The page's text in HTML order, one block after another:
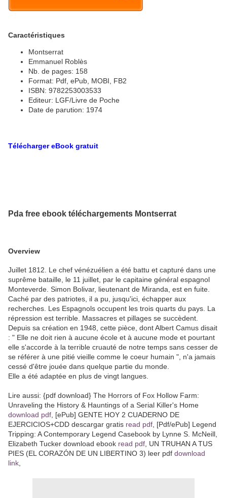
Caractéristiques
Montserrat
Emmanuel Roblès
Nb. de pages: 158
Format: Pdf, ePub, MOBI, FB2
ISBN: 9782253003533
Editeur: LGF/Livre de Poche
Date de parution: 1974
Télécharger eBook gratuit
Pda free ebook téléchargements Montserrat
Overview
Juillet 1812. Le chef vénézuélien a été battu et capturé dans une
suprême bataille, le 11 juillet, par le capitaine général espagnol
Monteverde. Simon Bolivar, lieutenant de Miranda, est en fuite.
Caché par des patriotes, il a pu, jusqu'ici, échapper aux
recherches. Les Espagnols occupent les trois quarts du pays. La
répression est terrible. Massacres et pillages se succèdent.
Depuis sa création en 1948, cette pièce, dont Albert Camus disait
: " Elle ne doit rien à aucune école et à aucune mode et pourtant
elle s'accorde à la terrible cruauté de notre temps sans cesser de
se référer à une pitié vieille comme le coeur humain ", n'a jamais
cessé d'être jouée dans quelque partie du monde.
Elle a été adaptée en plus de vingt langues.
Lire aussi: {pdf download} The Horrors of Fox Hollow Farm:
Unraveling the History & Hauntings of a Serial Killer's Home
download pdf, [ePub] GENTE HOY 2 CUADERNO DE
EJERCICIOS+CDD descargar gratis read pdf, [Pdf/ePub] Legend
Tripping: A Contemporary Legend Casebook by Lynne S. McNeill,
Elizabeth Tucker download ebook read pdf, UN TRUHAN A TUS
PIES (EL CORAZÓN DE UN LIBERTINO 3) leer pdf download
link,